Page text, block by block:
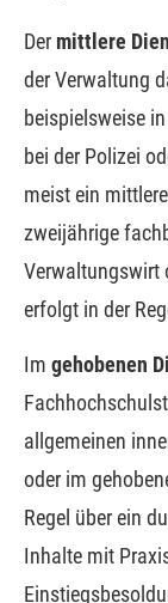
Der mittlere
der Verwaltung
beispielsweise
bei der Polizei
meist ein
zweijährige
Verwaltungswirt
erfolgt in der
Im gehobenen
allgemeinen
oder im
Regel über ein
Inhalte mit